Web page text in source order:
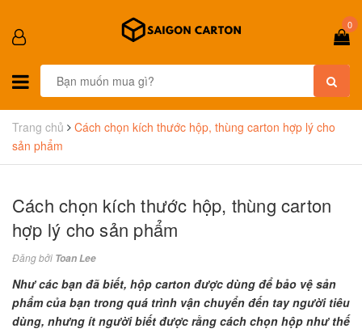
0
Trang chủ
Cách chọn kích thước hộp, thùng carton hợp lý cho
sản phẩm
Cách chọn kích thước hộp, thùng carton
hợp lý cho sản phẩm
Đăng bởi Toan Lee
Như các bạn đã biết, hộp carton được dùng để bảo vệ sản
phẩm của bạn trong quá trình vận chuyển đến tay người tiêu
dùng, nhưng ít người biết được rằng cách chọn hộp như thế